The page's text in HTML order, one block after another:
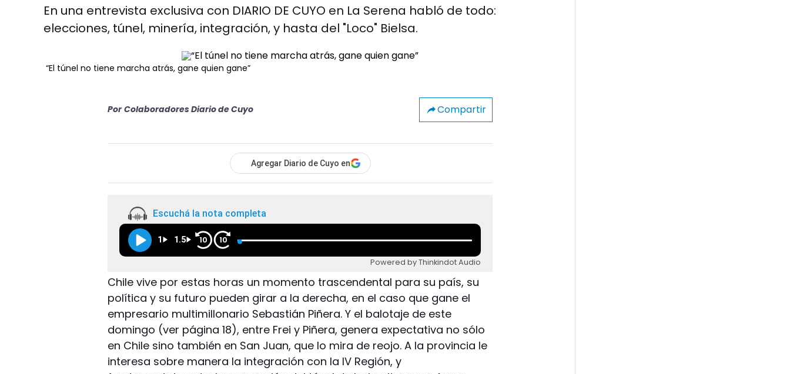
En una entrevista exclusiva con DIARIO DE CUYO en La Serena habló de todo:
elecciones, túnel, minería, integración, y hasta del "Loco" Bielsa.
“El túnel no tiene marcha atrás, gane quien gane”
Por Colaboradores Diario de Cuyo Compartir
Agregar Diario de Cuyo en
Escuchá la nota completa
1 1.5 10 10
Powered by Thinkindot Audio
Chile vive por estas horas un momento trascendental para su país, su
política y su futuro pueden girar a la derecha, en el caso que gane el
empresario multimillonario Sebastián Piñera. Y el balotaje de este
domingo (ver página 18), entre Frei y Piñera, genera expectativa no sólo
en Chile sino también en San Juan, que lo mira de reojo. A la provincia le
interesa sobre manera la integración con la IV Región, y